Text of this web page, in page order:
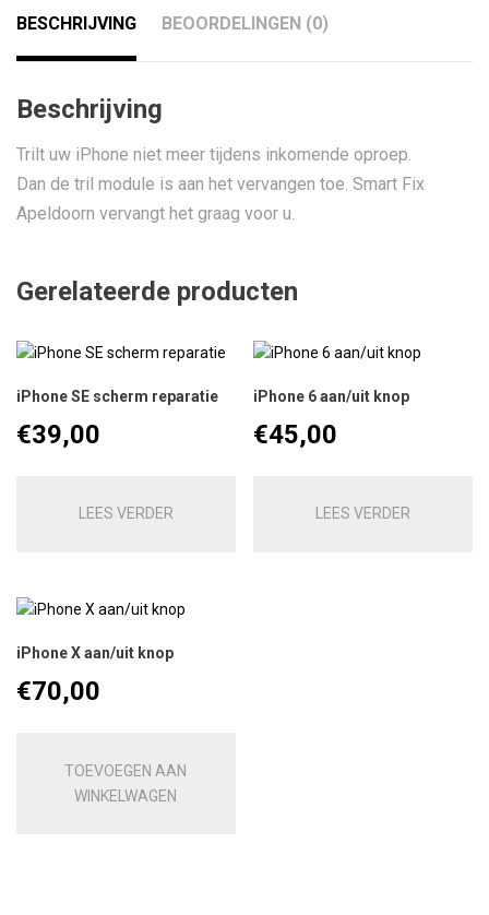
BESCHRIJVING BEOORDELINGEN (0)
Beschrijving
Trilt uw iPhone niet meer tijdens inkomende oproep.
Dan de tril module is aan het vervangen toe. Smart Fix
Apeldoorn vervangt het graag voor u.
Gerelateerde producten
iPhone SE scherm reparatie
€39,00
LEES VERDER
iPhone 6 aan/uit knop
€45,00
LEES VERDER
iPhone X aan/uit knop
€70,00
TOEVOEGEN AAN
WINKELWAGEN